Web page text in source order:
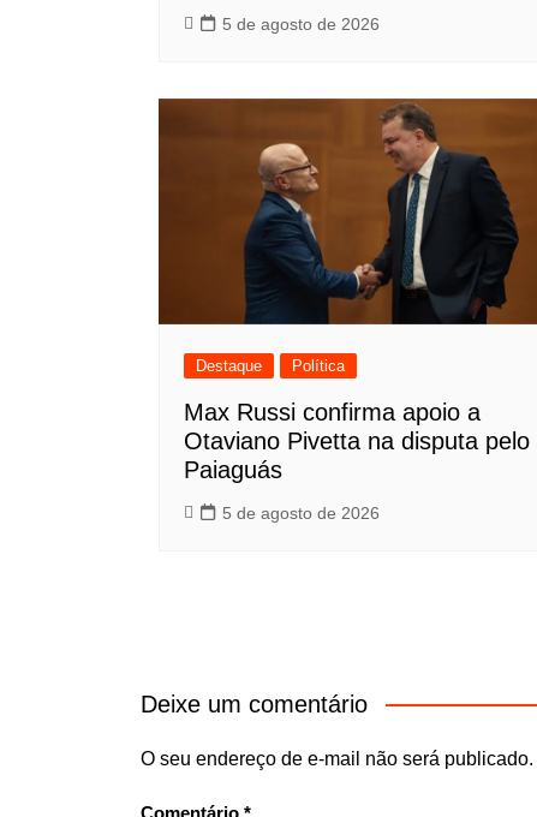
5 de agosto de 2026
Destaque Política
Max Russi confirma apoio a
Otaviano Pivetta na disputa pelo
Paiaguás
5 de agosto de 2026
Deixe um comentário
O seu endereço de e-mail não será publicado.
Comentário *